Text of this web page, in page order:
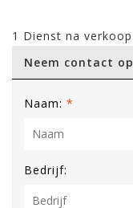
1 Dienst na verkoop
Neem contact op
Naam: *
Bedrijf: